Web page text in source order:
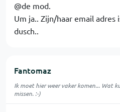
@de mod.
Um ja.. Zijn/haar email adres
dusch..
Fantomaz
Ik moet hier weer vaker komen... Wat
missen. :-)